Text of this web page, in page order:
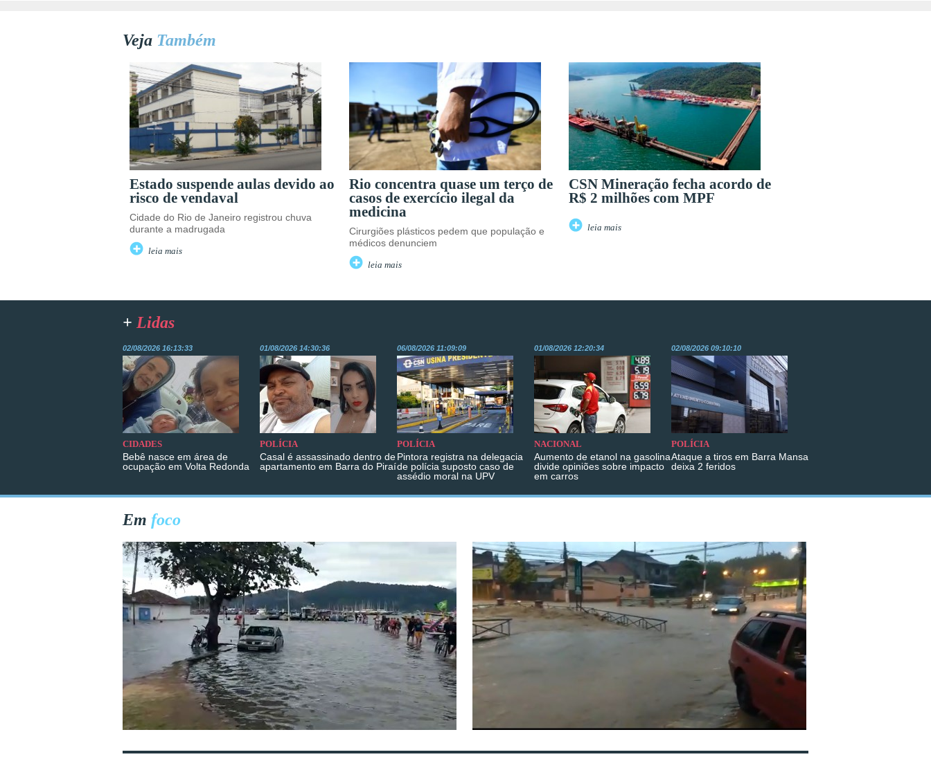
Veja Também
Estado suspende aulas devido ao
risco de vendaval
Cidade do Rio de Janeiro registrou chuva
durante a madrugada
leia mais
Rio concentra quase um terço de
casos de exercício ilegal da
medicina
Cirurgiões plásticos pedem que população e
médicos denunciem
leia mais
CSN Mineração fecha acordo de
R$ 2 milhões com MPF
leia mais
+ Lidas
02/08/2026 16:13:33
CIDADES
Bebê nasce em área de
ocupação em Volta Redonda
01/08/2026 14:30:36
POLÍCIA
Casal é assassinado dentro de
apartamento em Barra do Piraí
06/08/2026 11:09:09
POLÍCIA
Pintora registra na delegacia
de polícia suposto caso de
assédio moral na UPV
01/08/2026 12:20:34
NACIONAL
Aumento de etanol na gasolina
divide opiniões sobre impacto
em carros
02/08/2026 09:10:10
POLÍCIA
Ataque a tiros em Barra Mansa
deixa 2 feridos
Em foco